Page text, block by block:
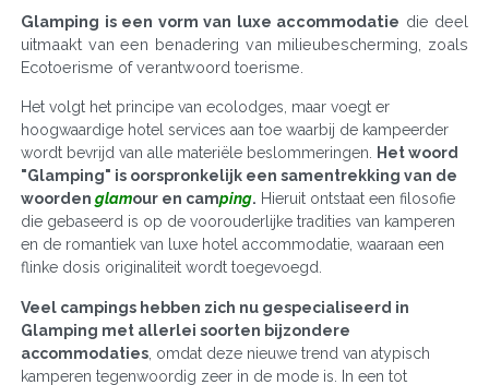
Glamping is een vorm van luxe accommodatie die deel
uitmaakt van een benadering van milieubescherming, zoals
Ecotoerisme of verantwoord toerisme.
Het volgt het principe van ecolodges, maar voegt er
hoogwaardige hotel services aan toe waarbij de kampeerder
wordt bevrijd van alle materiële beslommeringen. Het woord
"Glamping" is oorspronkelijk een samentrekking van de
woorden glamour en camping. Hieruit ontstaat een filosofie
die gebaseerd is op de voorouderlijke tradities van kamperen
en de romantiek van luxe hotel accommodatie, waaraan een
flinke dosis originaliteit wordt toegevoegd.
Veel campings hebben zich nu gespecialiseerd in
Glamping met allerlei soorten bijzondere
accommodaties, omdat deze nieuwe trend van atypisch
kamperen tegenwoordig zeer in de mode is. In een tot